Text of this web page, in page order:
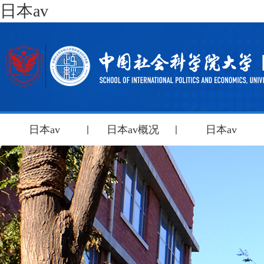
日本av
日本av 日本av概况 日本av